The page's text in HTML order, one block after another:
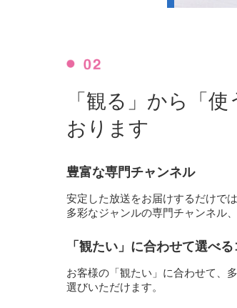
「観る」から「
おります
豊富な専門チャンネル
安定した放送をお届けするだけで
多彩なジャンルの専門チャンネル
「観たい」に合わせて選べ
お客様の「観たい」に合わせて、
選びいただけます。